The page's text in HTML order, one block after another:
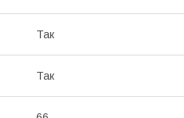
Так
Так